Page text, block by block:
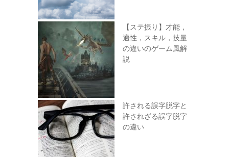
【ステ振り】才能，
適性，スキル，技量
の違いのゲーム風解
説
許される誤字脱字と
許されざる誤字脱字
の違い